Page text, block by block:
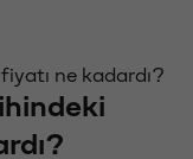
ne kadardı?